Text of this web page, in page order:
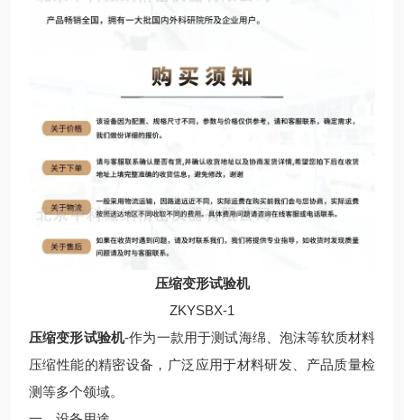
压缩变形试验机
ZKYSBX-1
压缩变形试验机-作为一款用于测试海绵、泡沫等软质材料
压缩性能的精密设备，广泛应用于材料研发、产品质量检
测等多个领域。